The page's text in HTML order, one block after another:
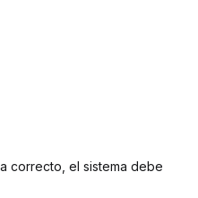
correcto, el sistema debe